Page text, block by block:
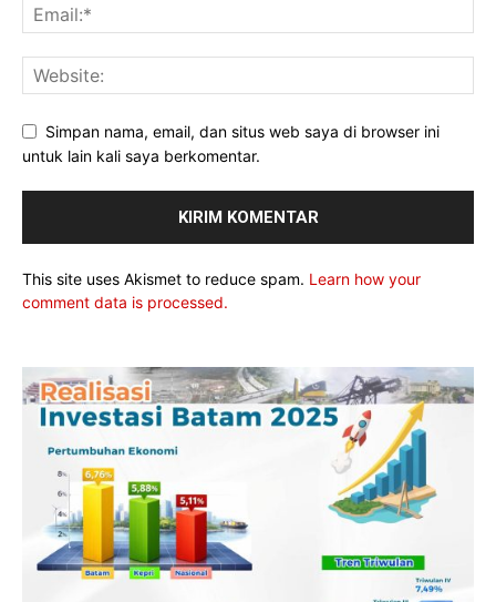
Simpan nama, email, dan situs web saya di browser ini
untuk lain kali saya berkomentar.
This site uses Akismet to reduce spam. Learn how your
comment data is processed.